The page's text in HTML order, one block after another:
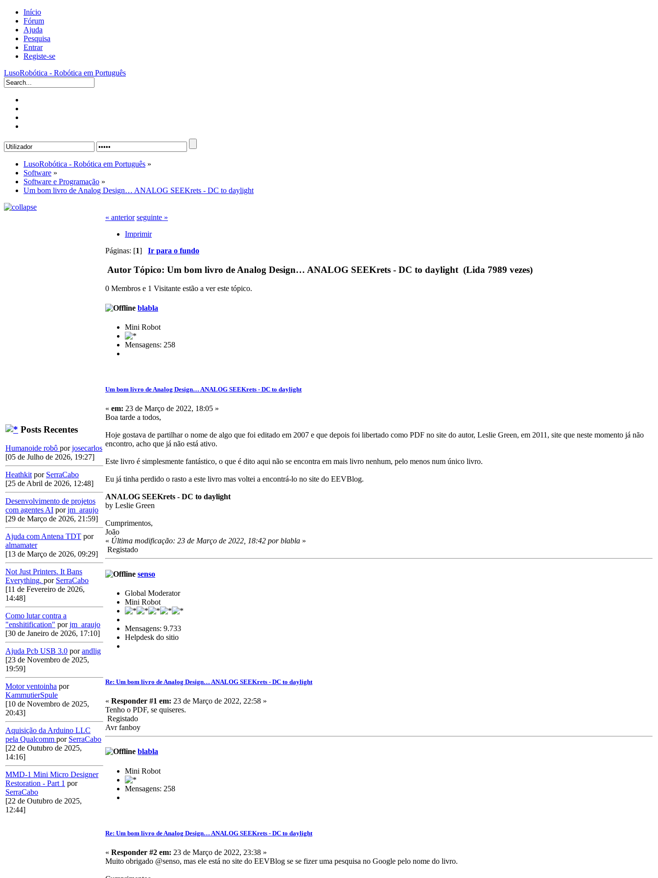
Início
Fórum
Ajuda
Pesquisa
Entrar
Registe-se
LusoRobótica - Robótica em Português
LusoRobótica - Robótica em Português »
Software »
Software e Programação »
Um bom livro de Analog Design… ANALOG SEEKrets - DC to daylight
Posts Recentes
Humanoide robô porjosecarlos
[05 de Julho de 2026, 19:27]
Heathkit por SerraCabo
[25 de Abril de 2026, 12:48]
Desenvolvimento de projetos
com agentes AI porjm_araujo
[29 de Março de 2026, 21:59]
Ajuda com Antena TDT por
almamater
[13 de Março de 2026, 09:29]
Not Just Printers. It Bans
Everything. por SerraCabo
[11 de Fevereiro de 2026,
14:48]
Como lutar contra a
"enshitification" porjm_araujo
[30 de Janeiro de 2026, 17:10]
Ajuda Pcb USB 3.0 porandlig
[23 de Novembro de 2025,
19:59]
Motor ventoinha por
KammutierSpule
[10 de Novembro de 2025,
20:43]
Aquisição da Arduino LLC
pela Qualcomm por SerraCabo
[22 de Outubro de 2025,
14:16]
MMD-1 Mini Micro Designer
Restoration - Part 1 por
SerraCabo
[22 de Outubro de 2025,
12:44]
« anterior seguinte »
Imprimir
Páginas: [1] Ir para o fundo
Autor Tópico: Um bom livro de Analog Design… ANALOG SEEKrets - DC to daylight (Lida 7989 vezes)
0 Membros e 1 Visitante estão a ver este tópico.
blabla
Mini Robot
Mensagens: 258
Um bom livro de Analog Design… ANALOG SEEKrets - DC to daylight
« em: 23 de Março de 2022, 18:05 »
Boa tarde a todos,
Hoje gostava de partilhar o nome de algo que foi editado em 2007 e que depois foi libertado como PDF no site do autor, Leslie Green, em 2011, site que neste momento já não
encontro, acho que já não está ativo.
Este livro é simplesmente fantástico, o que é dito aqui não se encontra em mais livro nenhum, pelo menos num único livro.
Eu já tinha perdido o rasto a este livro mas voltei a encontrá-lo no site do EEVBlog.
ANALOG SEEKrets - DC to daylight
by Leslie Green
Cumprimentos,
João
« Última modificação: 23 de Março de 2022, 18:42 por blabla »
Registado
senso
Global Moderator
Mini Robot
Mensagens: 9.733
Helpdesk do sitio
Re: Um bom livro de Analog Design… ANALOG SEEKrets - DC to daylight
« Responder #1 em: 23 de Março de 2022, 22:58 »
Tenho o PDF, se quiseres.
Registado
Avr fanboy
blabla
Mini Robot
Mensagens: 258
Re: Um bom livro de Analog Design… ANALOG SEEKrets - DC to daylight
« Responder #2 em: 23 de Março de 2022, 23:38 »
Muito obrigado @senso, mas ele está no site do EEVBlog se se fizer uma pesquisa no Google pelo nome do livro.